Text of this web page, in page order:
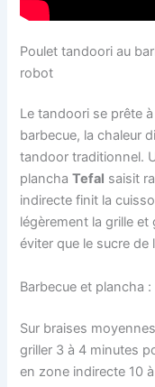
Poulet tandoori au
robot
Le tandoori se prête
barbecue, la chaleur
tandoor traditionnel.
planchaTefal saisit
indirecte finit la
légèrement la grille
éviter que le sucre de
Barbecue et plancha
Sur braises
griller 3 à 4 minutes
en zone indirecte 10